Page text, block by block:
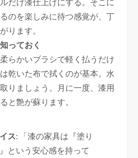
だけ漆仕上げにする。そこに
のを楽しみに待つ感覚が、丁
ります。
っておく
らかいブラシで軽く払うだけ
乾いた布で拭くのが基本。水
りましょう。月に一度、漆用
と艶が蘇ります。
ス: 「漆の家具は『塗り
という安心感を持って